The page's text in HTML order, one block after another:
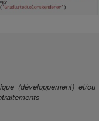
(développement) et/